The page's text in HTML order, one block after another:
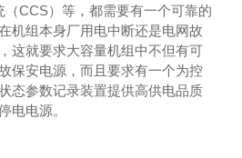
（CCS）等，都需要有一个可靠的
机组本身厂用电中断还是电网故
这就要求大容量机组中不但有可
保安电源，而且要求有一个为控
态参数记录装置提供高供电品质
电电源。